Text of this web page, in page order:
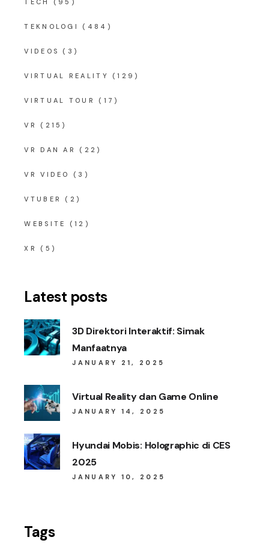
TEKNOLOGI (484)
VIDEOS (3)
VIRTUAL REALITY (129)
VIRTUAL TOUR (17)
VR (215)
VR DAN AR (22)
VR VIDEO (3)
VTUBER (2)
WEBSITE (12)
XR (5)
Latest posts
3D Direktori Interaktif: Simak
Manfaatnya
JANUARY 21, 2025
Virtual Reality dan Game Online
JANUARY 14, 2025
Hyundai Mobis: Holographic di CES
2025
JANUARY 10, 2025
Tags